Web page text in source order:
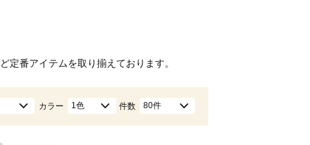
定番アイテムを取り揃えております。
カラー 1色 件数 80件